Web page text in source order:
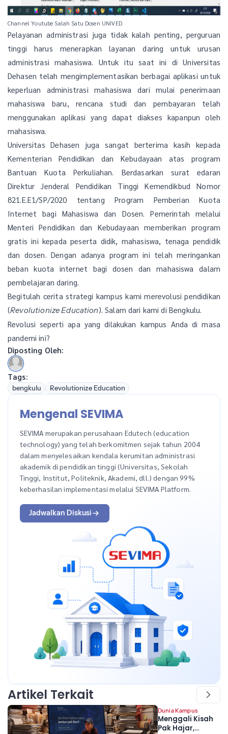
Channel Youtube Salah Satu Dosen UNIVED
Pelayanan administrasi juga tidak kalah penting, perguruan
tinggi harus menerapkan layanan daring untuk urusan
administrasi mahasiswa. Untuk itu saat ini di Universitas
Dehasen telah mengimplementasikan berbagai aplikasi untuk
keperluan administrasi mahasiswa dari mulai penerimaan
mahasiswa baru, rencana studi dan pembayaran telah
menggunakan aplikasi yang dapat diakses kapanpun oleh
mahasiswa.
Universitas Dehasen juga sangat berterima kasih kepada
Kementerian Pendidikan dan Kebudayaan atas program
Bantuan Kuota Perkuliahan. Berdasarkan surat edaran
Direktur Jenderal Pendidikan Tinggi Kemendikbud Nomor
821.E.E1/SP/2020 tentang Program Pemberian Kuota
Internet bagi Mahasiswa dan Dosen. Pemerintah melalui
Menteri Pendidikan dan Kebudayaan memberikan program
gratis ini kepada peserta didik, mahasiswa, tenaga pendidik
dan dosen. Dengan adanya program ini telah meringankan
beban kuota internet bagi dosen dan mahasiswa dalam
pembelajaran daring.
Begitulah cerita strategi kampus kami merevolusi pendidikan
(Revolutionize Education). Salam dari kami di Bengkulu.
Revolusi seperti apa yang dilakukan kampus Anda di masa
pandemi ini?
Diposting Oleh:
Tags:
bengkulu Revolutionize Education
Mengenal SEVIMA
SEVIMA merupakan perusahaan Edutech (education
technology) yang telah berkomitmen sejak tahun 2004
dalam menyelesaikan kendala kerumitan administrasi
akademik di pendidikan tinggi (Universitas, Sekolah
Tinggi, Institut, Politeknik, Akademi, dll.) dengan 99%
keberhasilan implementasi melalui SEVIMA Platform.
Jadwalkan Diskusi
Artikel Terkait
Dunia Kampus
Menggali Kisah
Pak Hajar,